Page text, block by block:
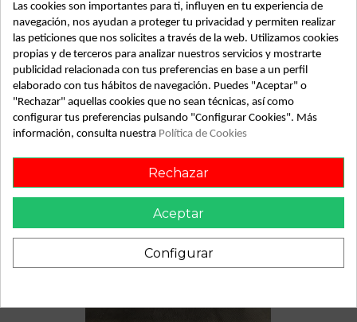
Descripción
FORD FIESTA (CBK) 1.4 TDCI CAT | 0.01 - ... 1.4 TDCI CAT |
0.01 - ... ford fiesta (cbk) 1.4 tdci cat | 0.01 - ... del año 2001
También podría gustarte
Las cookies son importantes para ti, influyen en tu experiencia de
navegación, nos ayudan a proteger tu privacidad y permiten realizar
las peticiones que nos solicites a través de la web. Utilizamos cookies
propias y de terceros para analizar nuestros servicios y mostrarte
publicidad relacionada con tus preferencias en base a un perfil
elaborado con tus hábitos de navegación. Puedes "Aceptar" o
"Rechazar" aquellas cookies que no sean técnicas, así como
configurar tus preferencias pulsando "Configurar Cookies". Más
información, consulta nuestra Política de Cookies
Rechazar
Aceptar
Configurar